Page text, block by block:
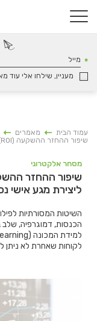
מייל
מעניין, שילחו אלי עוד
עמוד הבית מאמרים
שיפור ההחזר ההשקעה (ROI) בשיווק באמצעות AI ליצירת מגע אישי נכון
מסחר אלקטרוני
ליצירת מגע אישי
השיטות המסורתיות
הכנסות, דמוגרפיה, שלב
לקוחות שאחרת לא ניתן